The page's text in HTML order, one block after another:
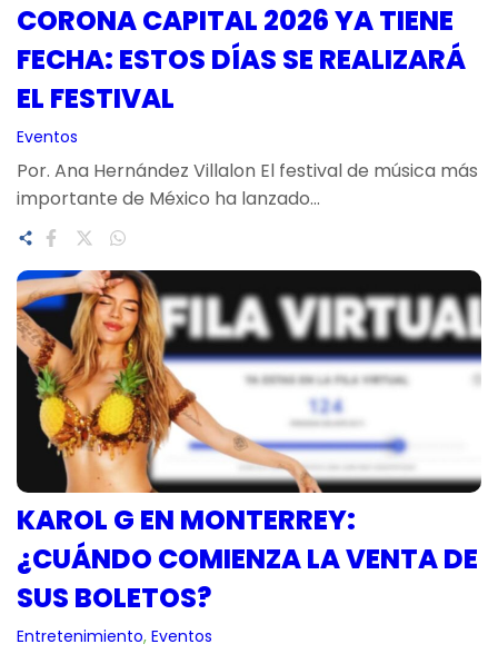
CORONA CAPITAL 2026 YA TIENE
FECHA: ESTOS DÍAS SE REALIZARÁ
EL FESTIVAL
Eventos
Por. Ana Hernández Villalon El festival de música más
importante de México ha lanzado…
KAROL G EN MONTERREY:
¿CUÁNDO COMIENZA LA VENTA DE
SUS BOLETOS?
Entretenimiento, Eventos